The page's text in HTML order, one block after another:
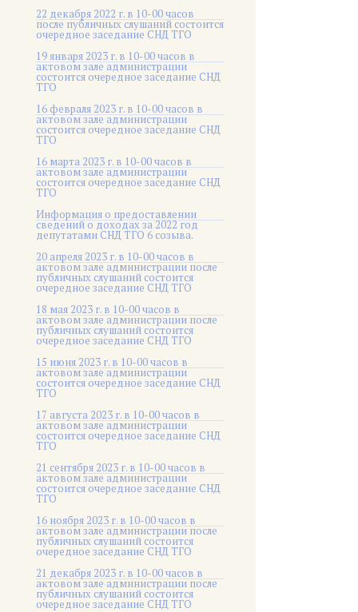
22 декабря 2022 г. в 10-00 часов
после публичных слушаний состоится
очередное заседание СНД ТГО
19 января 2023 г. в 10-00 часов в
актовом зале администрации
состоится очередное заседание СНД
ТГО
16 февраля 2023 г. в 10-00 часов в
актовом зале администрации
состоится очередное заседание СНД
ТГО
16 марта 2023 г. в 10-00 часов в
актовом зале администрации
состоится очередное заседание СНД
ТГО
Информация о предоставлении
сведений о доходах за 2022 год
депутатами СНД ТГО 6 созыва.
20 апреля 2023 г. в 10-00 часов в
актовом зале администрации после
публичных слушаний состоится
очередное заседание СНД ТГО
18 мая 2023 г. в 10-00 часов в
актовом зале администрации после
публичных слушаний состоится
очередное заседание СНД ТГО
15 июня 2023 г. в 10-00 часов в
актовом зале администрации
состоится очередное заседание СНД
ТГО
17 августа 2023 г. в 10-00 часов в
актовом зале администрации
состоится очередное заседание СНД
ТГО
21 сентября 2023 г. в 10-00 часов в
актовом зале администрации
состоится очередное заседание СНД
ТГО
16 ноября 2023 г. в 10-00 часов в
актовом зале администрации после
публичных слушаний состоится
очередное заседание СНД ТГО
21 декабря 2023 г. в 10-00 часов в
актовом зале администрации после
публичных слушаний состоится
очередное заседание СНД ТГО